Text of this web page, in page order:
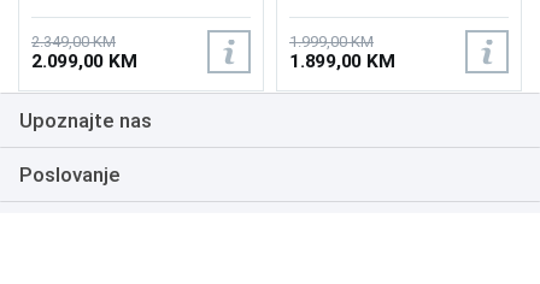
Osvježenje: 144Hz, AMD
FreeSync Premium Pro,
Priključci: 2xHDMI 2.1,
DisplayPort, 2xUSB 3.2, USB-
B
2.349,00 KM
2.099,00 KM
Osvježenje: 175Hz, AMD
FreeSync Premium,
Wireless LAN, Bluetooth ,
Priključci: 2xHDMI,
1.999,00 KM
1.899,00 KM
Upoznajte nas
Poslovanje